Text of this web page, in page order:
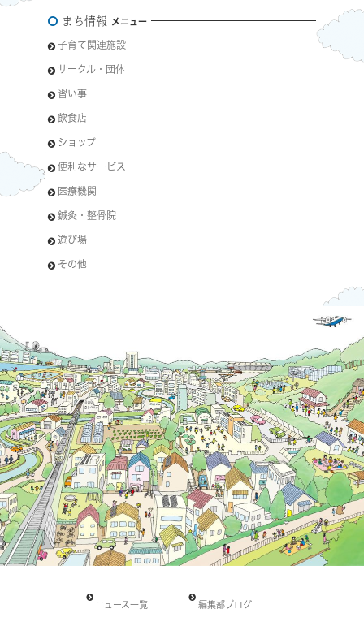
まち情報 メニュー
子育て関連施設
サークル・団体
習い事
飲食店
ショップ
便利なサービス
医療機関
鍼灸・整骨院
遊び場
その他
ニュース一覧 編集部ブログ